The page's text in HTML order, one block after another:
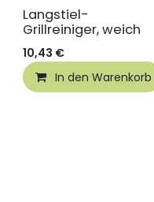
Langstiel-
Grillreiniger, weich
10,43 €
In den Warenkorb